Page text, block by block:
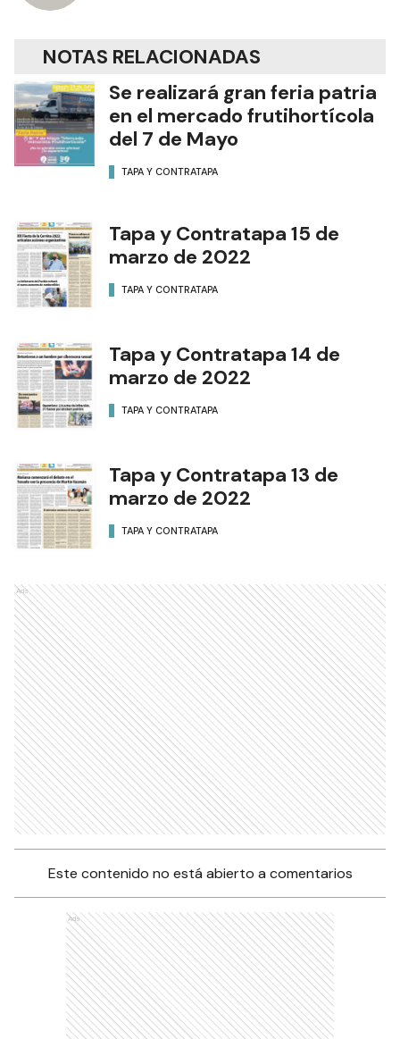
NOTAS RELACIONADAS
Se realizará gran feria patria
en el mercado frutihortícola
del 7 de Mayo
TAPA Y CONTRATAPA
Tapa y Contratapa 15 de
marzo de 2022
TAPA Y CONTRATAPA
Tapa y Contratapa 14 de
marzo de 2022
TAPA Y CONTRATAPA
Tapa y Contratapa 13 de
marzo de 2022
TAPA Y CONTRATAPA
Ads
Este contenido no está abierto a comentarios
Ads